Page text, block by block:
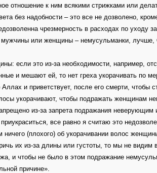
отношение к ним всякими стрижками или
без надобности – это все не дозволено,
чрезмерность в расходах по уходу
или женщины – немусульманки, лучше,
если это из-за необходимости, например,
и мешают ей, то нет греха укорачивать по
и приветствует, после его смерти, чтобы
укорачивают, чтобы подражать женщинам
из-за запрета подражания неверующим
все равно я считаю это
(плохого) об укорачивании волос
их из-за длины или густоты, то мы не видим
и чтобы не было в этом подражание
причине».